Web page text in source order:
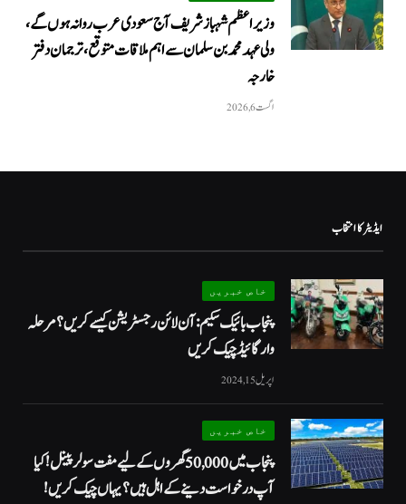
وزیراعظم شہباز شریف آج سعودی عرب روانہ ہوں گے،
ولی عہد محمد بن سلمان سے اہم ملاقات متوقع، ترجمان دفتر
خارجہ
اگست 6, 2026
ایڈیٹر کا انتخاب
خاص خبریں
پنجاب بائیک سکیم: آن لائن رجسٹریشن کیسے کریں؟ مرحلہ
وار گائیڈ چیک کریں
اپریل 15, 2024
خاص خبریں
پنجاب میں 50,000 گھروں کے لیے مفت سولر پینل! کیا
آپ درخواست دینے کے اہل ہیں؟ یہاں چیک کریں!